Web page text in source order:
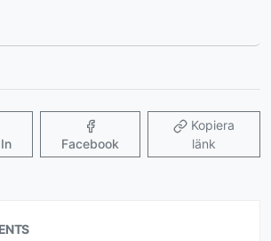
Facebook
länk